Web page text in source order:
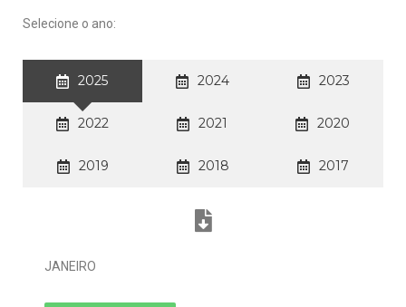
Selecione o ano:
2025 2024 2023
2022 2021 2020
2019 2018 2017
JANEIRO